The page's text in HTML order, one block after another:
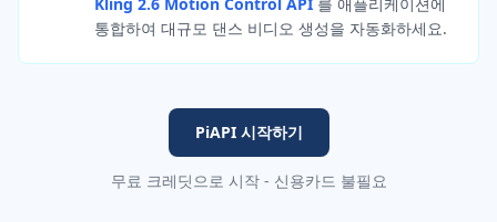
통합하여 대규모 댄스 비디오 생성을 자동화하세요.
PiAPI 시작하기
무료 크레딧으로 시작 - 신용카드 불필요